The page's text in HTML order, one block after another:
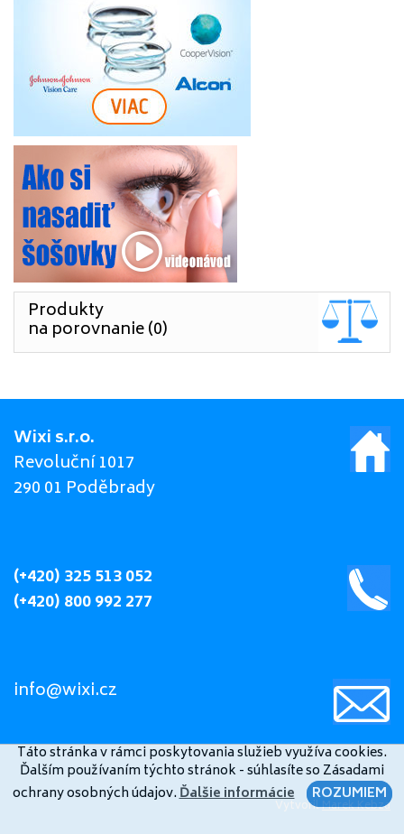
Produkty
na porovnanie (0)
Wixi s.r.o.
Revoluční 1017
290 01 Poděbrady
(+420) 325 513 052
(+420) 800 992 277
info@wixi.cz
VytvorilMarek Kebza
Táto stránka v rámci poskytovania služieb využíva cookies.
Ďalším používaním týchto stránok - súhlasíte so Zásadami
ochrany osobných údajov.Ďalšie informácie ROZUMIEM